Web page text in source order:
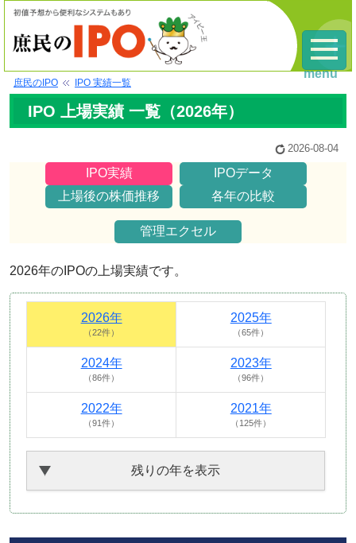
庶民のIPO IPO 実績一覧
IPO 上場実績 一覧（2026年）
2026-08-04
IPO実績
IPOデータ
上場後の株価推移
各年の比較
管理エクセル
2026年のIPOの上場実績です。
2026年
（22件）
2025年
（65件）
2024年
（86件）
2023年
（96件）
2022年
（91件）
2021年
（125件）
残りの年を表示
menu